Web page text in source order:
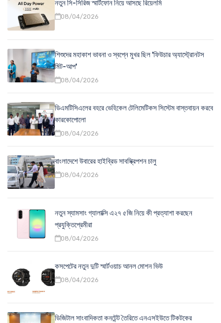
নতুন সি-সিরিজ স্মার্টফোন নিয়ে আসছে রিয়েলমি
08/04/2026
শিশুদের মহাকাশ ভাবনা ও স্বপ্নে মুখর ছিল 'ফিউচার অ্যাস্ট্রোনটস
মিট-আপ'
08/04/2026
ডিএমটিসিএলের বহরে ভেহিকেল টেলিমেটিকস সিস্টেম বাস্তবায়ন করবে
কারকোপোলো
08/04/2026
বাংলাদেশে উবারের হাইব্রিড সাবস্ক্রিপশন চালু
08/04/2026
নতুন স্যামসাং গ্যালাক্সি এ২৭ ৫জি নিয়ে কী প্রত্যাশা করছেন
প্রযুক্তিপ্রেমীরা
08/04/2026
কসপেটের নতুন দুটি স্মার্টওয়াচ আনল মোশন ভিউ
08/04/2026
ডিজিটাল সাংবাদিকতা কনটেন্ট তৈরিতে এনএসইউতে টিকটকের